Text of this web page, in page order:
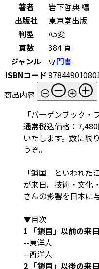
著者
岩下哲典 編
出版社
東京堂出版
判型
A5変
頁数
384 頁
ジャンル
専門書
ISBNコード
商品内容
「バーゲンブック・
通常税込価格：
いたします。数に限
うぞ。
「鎖国」といわれ
が来日。技術・文化
さんの影響を日本に
▼目次
1 「鎖国」以前の来
--東洋人
--西洋人
2 「鎖国」以後の来